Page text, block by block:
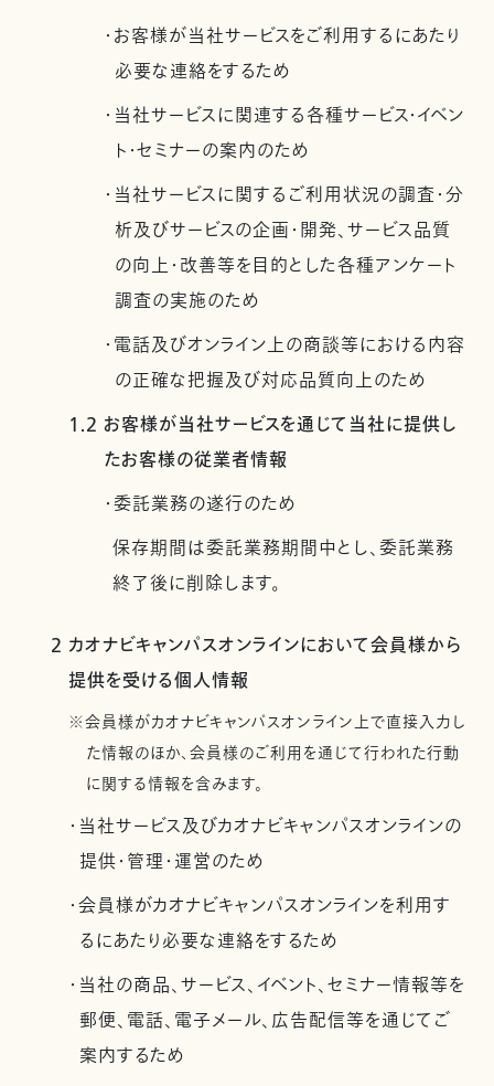
・お客様が当社サービスをご利用するにあたり
必要な連絡をするため
・当社サービスに関連する各種サービス・イベン
ト・セミナーの案内のため
・当社サービスに関するご利用状況の調査・分
析及びサービスの企画・開発、サービス品質
の向上・改善等を目的とした各種アンケート
調査の実施のため
・電話及びオンライン上の商談等における内容
の正確な把握及び対応品質向上のため
1.2 お客様が当社サービスを通じて当社に提供し
たお客様の従業者情報
・委託業務の遂行のため
保存期間は委託業務期間中とし、委託業務
終了後に削除します。
2 カオナビキャンパスオンラインにおいて会員様から
提供を受ける個人情報
※会員様がカオナビキャンパスオンライン上で直接入力し
た情報のほか、会員様のご利用を通じて行われた行動
に関する情報を含みます。
・当社サービス及びカオナビキャンパスオンラインの
提供・管理・運営のため
・会員様がカオナビキャンパスオンラインを利用す
るにあたり必要な連絡をするため
・当社の商品、サービス、イベント、セミナー情報等を
郵便、電話、電子メール、広告配信等を通じてご
案内するため